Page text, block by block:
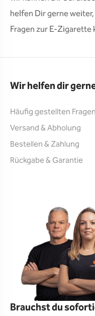
helfen Dir gerne
Fragen zur E-
Wir helfen dir
Häufig gestellten Fragen
Versand & Abholung
Bestellen & Zahlung
Rückgabe & Garantie
Brauchst du